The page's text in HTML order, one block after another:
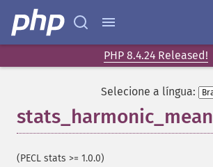
PHP 8.4.24 Released!
Selecione a língua:
stats_harmonic_mean
(PECL stats >= 1.0.0)